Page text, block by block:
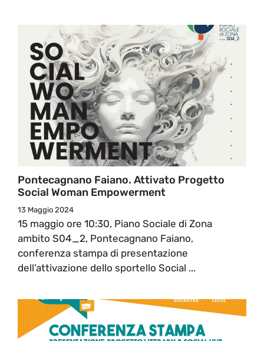
Pontecagnano Faiano. Attivato Progetto
Social Woman Empowerment
13 Maggio 2024
15 maggio ore 10:30, Piano Sociale di Zona
ambito S04_2, Pontecagnano Faiano,
conferenza stampa di presentazione
dell’attivazione dello sportello Social ...